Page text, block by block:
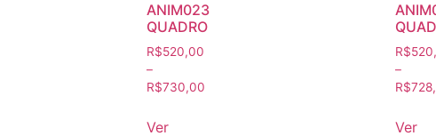
ANIM023
QUADRO
R$520,00
–
R$730,00
Ver
R$
–
R$
Ver